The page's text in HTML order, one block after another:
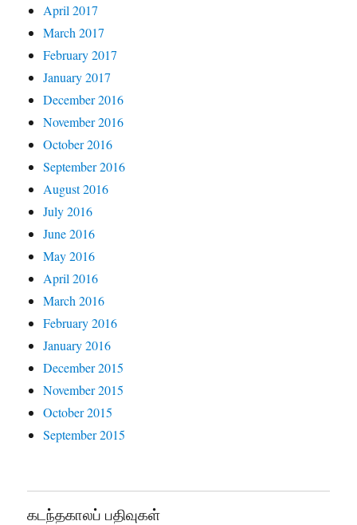
April 2017
March 2017
February 2017
January 2017
December 2016
November 2016
October 2016
September 2016
August 2016
July 2016
June 2016
May 2016
April 2016
March 2016
February 2016
January 2016
December 2015
November 2015
October 2015
September 2015
கடந்தகாலப் பதிவுகள்